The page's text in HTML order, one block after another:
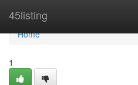
45listing
Home
Home
1